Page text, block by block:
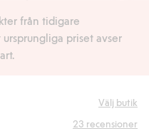
från tidigare
priset avser
Välj butik
23 recensioner